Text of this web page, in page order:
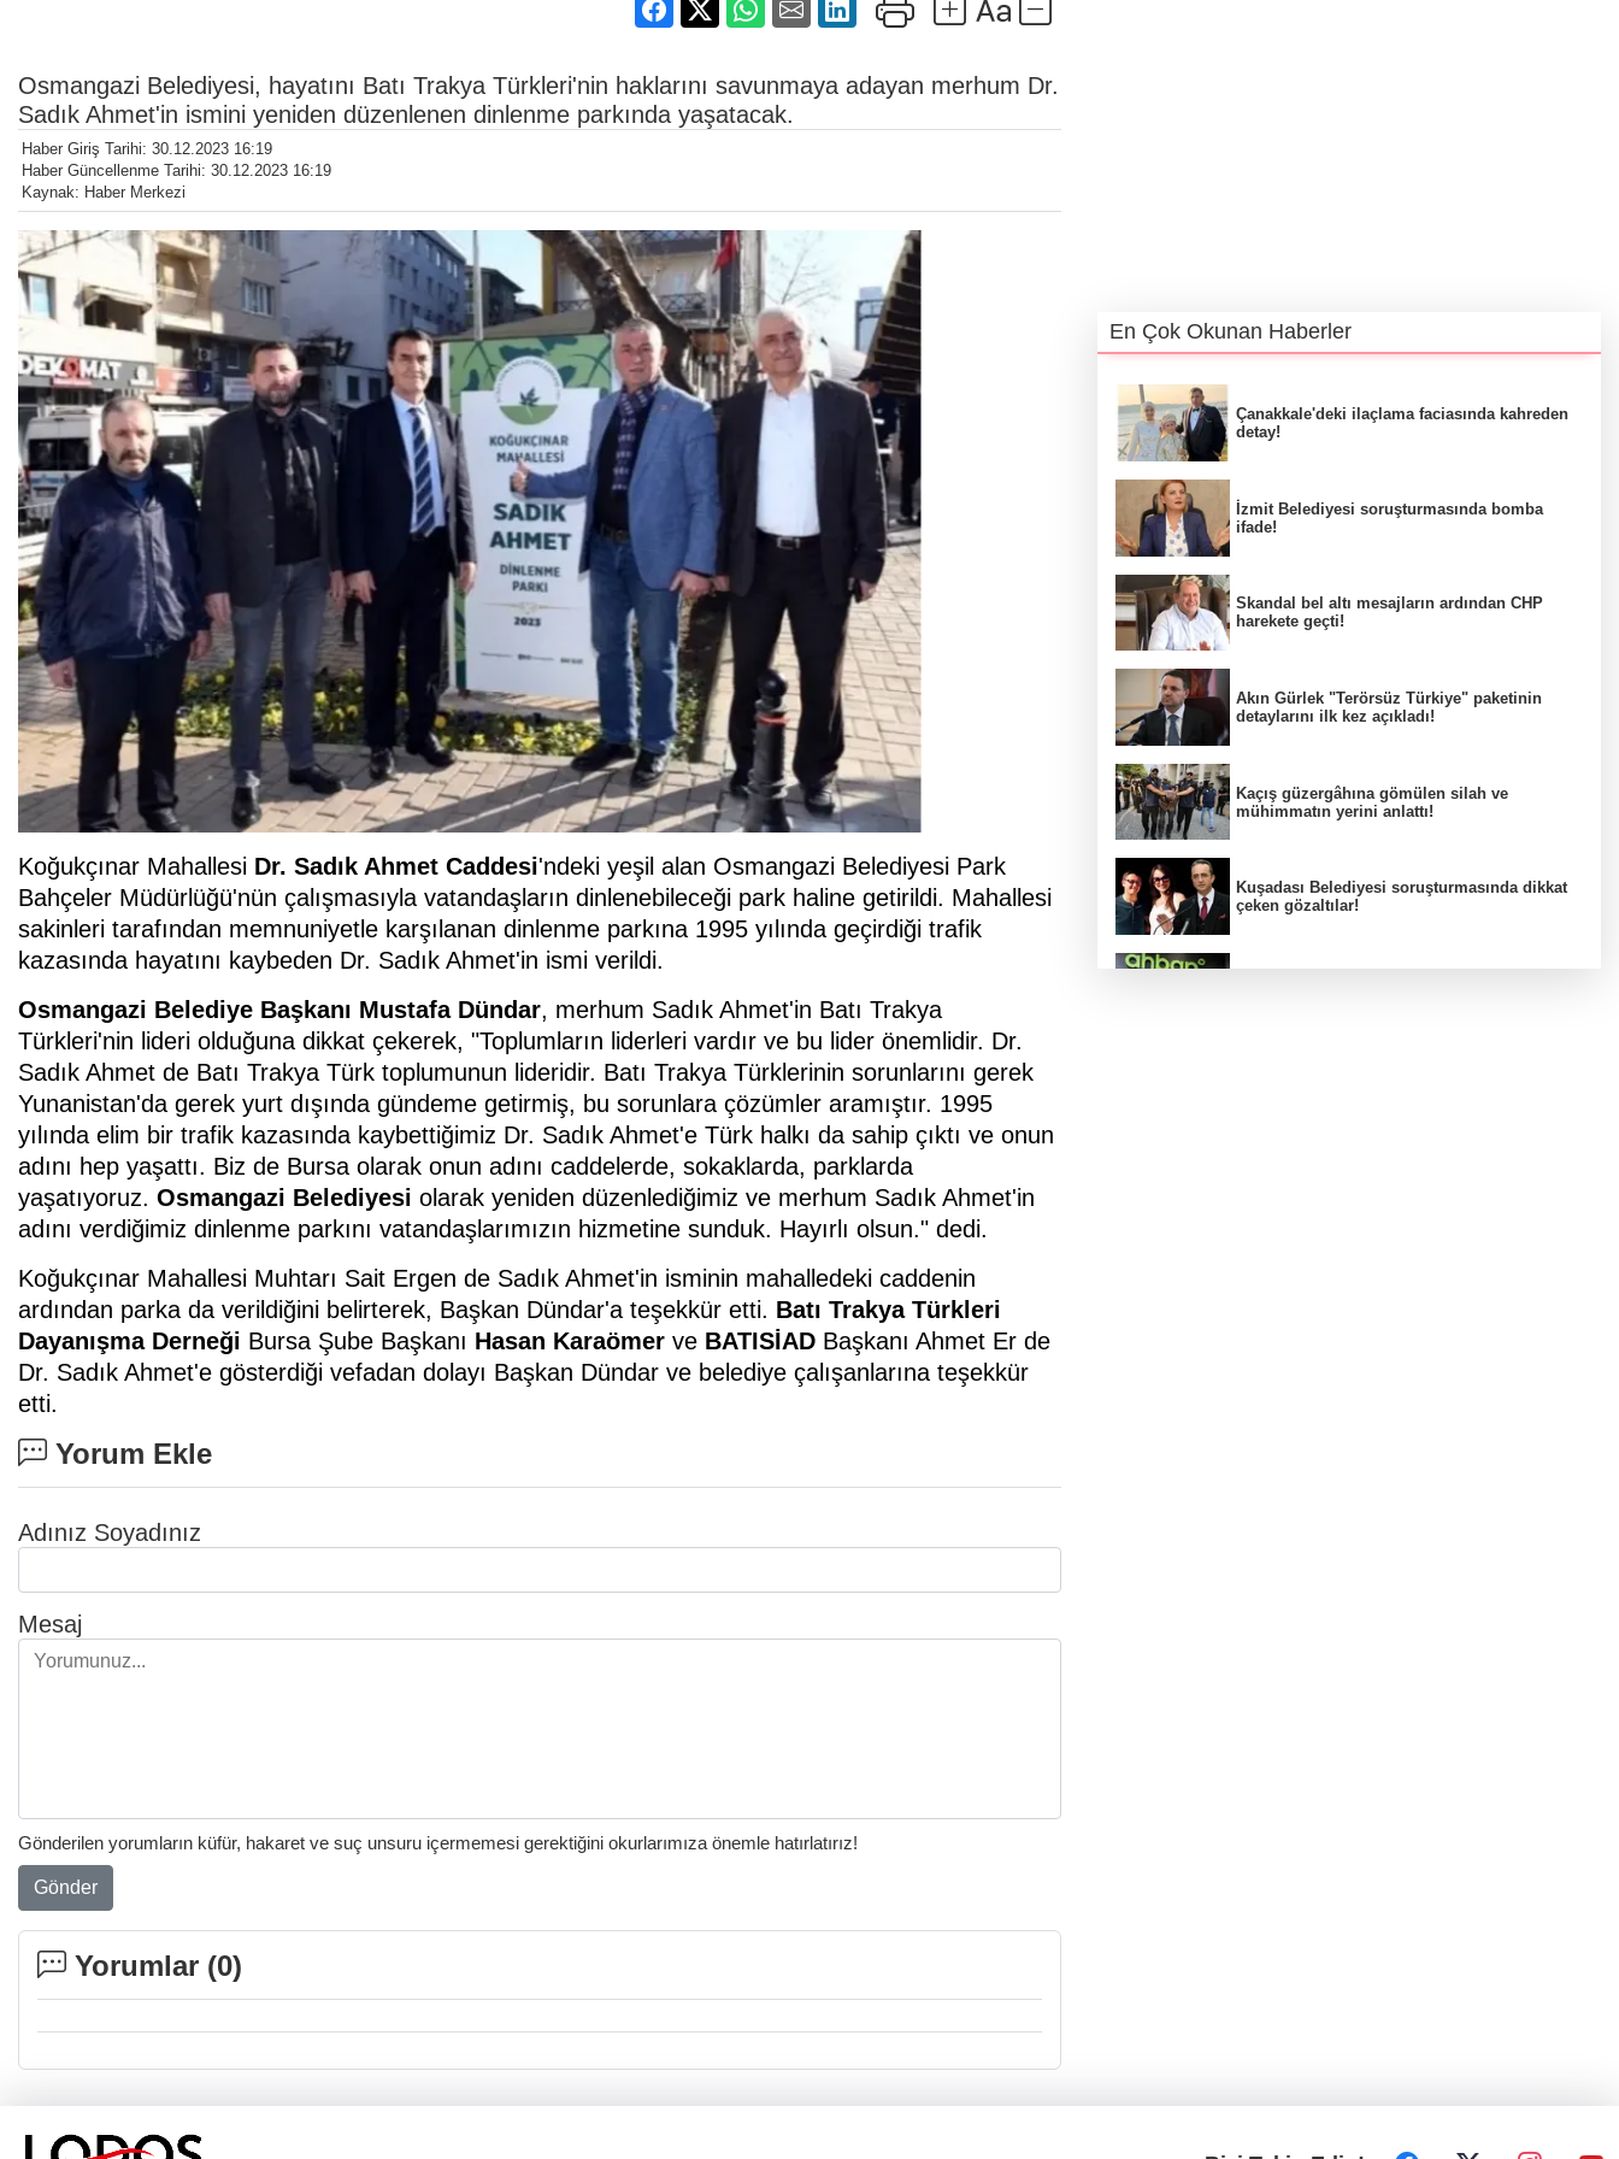
Osmangazi Belediyesi, hayatını Batı Trakya Türkleri'nin haklarını savunmaya adayan merhum Dr.
Sadık Ahmet'in ismini yeniden düzenlenen dinlenme parkında yaşatacak.
Haber Giriş Tarihi: 30.12.2023 16:19
Haber Güncellenme Tarihi: 30.12.2023 16:19
Kaynak: Haber Merkezi
Koğukçınar Mahallesi Dr. Sadık Ahmet Caddesi'ndeki yeşil alan Osmangazi Belediyesi Park
Bahçeler Müdürlüğü'nün çalışmasıyla vatandaşların dinlenebileceği park haline getirildi. Mahallesi
sakinleri tarafından memnuniyetle karşılanan dinlenme parkına 1995 yılında geçirdiği trafik
kazasında hayatını kaybeden Dr. Sadık Ahmet'in ismi verildi.
Osmangazi Belediye Başkanı Mustafa Dündar, merhum Sadık Ahmet'in Batı Trakya
Türkleri'nin lideri olduğuna dikkat çekerek, "Toplumların liderleri vardır ve bu lider önemlidir. Dr.
Sadık Ahmet de Batı Trakya Türk toplumunun lideridir. Batı Trakya Türklerinin sorunlarını gerek
Yunanistan'da gerek yurt dışında gündeme getirmiş, bu sorunlara çözümler aramıştır. 1995
yılında elim bir trafik kazasında kaybettiğimiz Dr. Sadık Ahmet'e Türk halkı da sahip çıktı ve onun
adını hep yaşattı. Biz de Bursa olarak onun adını caddelerde, sokaklarda, parklarda
yaşatıyoruz. Osmangazi Belediyesi olarak yeniden düzenlediğimiz ve merhum Sadık Ahmet'in
adını verdiğimiz dinlenme parkını vatandaşlarımızın hizmetine sunduk. Hayırlı olsun." dedi.
Koğukçınar Mahallesi Muhtarı Sait Ergen de Sadık Ahmet'in isminin mahalledeki caddenin
ardından parka da verildiğini belirterek, Başkan Dündar'a teşekkür etti. Batı Trakya Türkleri
Dayanışma Derneği Bursa Şube Başkanı Hasan Karaömer ve BATISİAD Başkanı Ahmet Er de
Dr. Sadık Ahmet'e gösterdiği vefadan dolayı Başkan Dündar ve belediye çalışanlarına teşekkür
etti.
Yorum Ekle
Adınız Soyadınız
Mesaj
Gönderilen yorumların küfür, hakaret ve suç unsuru içermemesi gerektiğini okurlarımıza önemle hatırlatırız!
Gönder
Yorumlar (0)
En Çok Okunan Haberler
Çanakkale'deki ilaçlama faciasında kahreden
detay!
İzmit Belediyesi soruşturmasında bomba
ifade!
Skandal bel altı mesajların ardından CHP
harekete geçti!
Akın Gürlek "Terörsüz Türkiye" paketinin
detaylarını ilk kez açıkladı!
Kaçış güzergâhına gömülen silah ve
mühimmatın yerini anlattı!
Kuşadası Belediyesi soruşturmasında dikkat
çeken gözaltılar!